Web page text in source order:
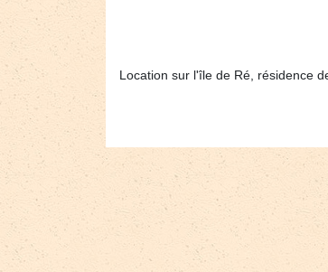
Location sur l'île de Ré, résidence